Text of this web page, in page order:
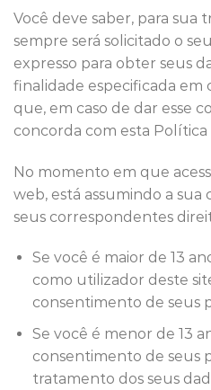
Você deve saber, para sua
sempre será solicitado o
expresso para obter seus
finalidade especificada em
que, em caso de dar esse
concorda com esta Política
No momento em que
web, está assumindo a
seus correspondentes
Se você é maior de 13
como utilizador deste
consentimento de seus
Se você é menor de 13
consentimento de seus
tratamento dos seus